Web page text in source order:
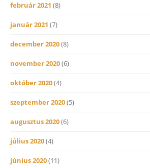
február 2021 (8)
január 2021 (7)
december 2020(8)
november 2020(6)
október 2020(4)
szeptember 2020(5)
augusztus 2020(6)
július 2020(4)
június 2020(11)